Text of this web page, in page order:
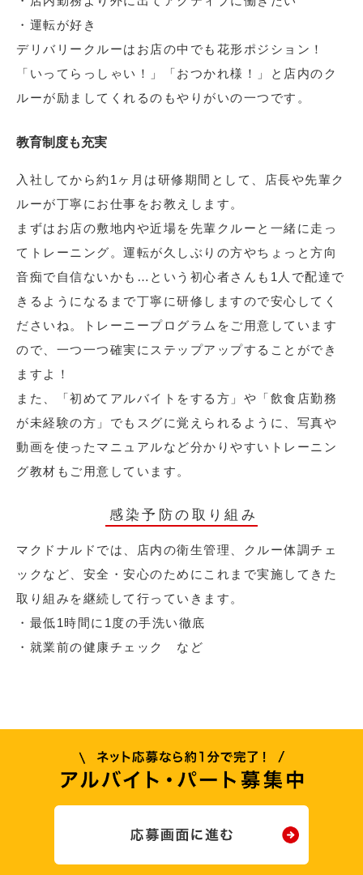
・運転が好き
デリバリークルーはお店の中でも花形ポジション！
「いってらっしゃい！」「おつかれ様！」と店内のク
ルーが励ましてくれるのもやりがいの一つです。
教育制度も充実
入社してから約1ヶ月は研修期間として、店長や先輩ク
ルーが丁寧にお仕事をお教えします。
まずはお店の敷地内や近場を先輩クルーと一緒に走っ
てトレーニング。運転が久しぶりの方やちょっと方向
音痴で自信ないかも…という初心者さんも1人で配達で
きるようになるまで丁寧に研修しますので安心してく
ださいね。トレーニープログラムをご用意しています
ので、一つ一つ確実にステップアップすることができ
ますよ！
また、「初めてアルバイトをする方」や「飲食店勤務
が未経験の方」でもスグに覚えられるように、写真や
動画を使ったマニュアルなど分かりやすいトレーニン
グ教材もご用意しています。
感染予防の取り組み
マクドナルドでは、店内の衛生管理、クルー体調チェ
ックなど、安全・安心のためにこれまで実施してきた
取り組みを継続して行っていきます。
・最低1時間に1度の手洗い徹底
・就業前の健康チェック など